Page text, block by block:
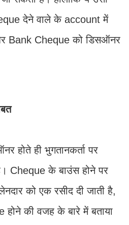
देने वाले के account में
Bank Cheque को डिसऑनर
होते ही भुगतानकर्ता पर
Cheque के बाउंस होने पर
को एक रसीद दी जाती है,
की वजह के बारे में बताया